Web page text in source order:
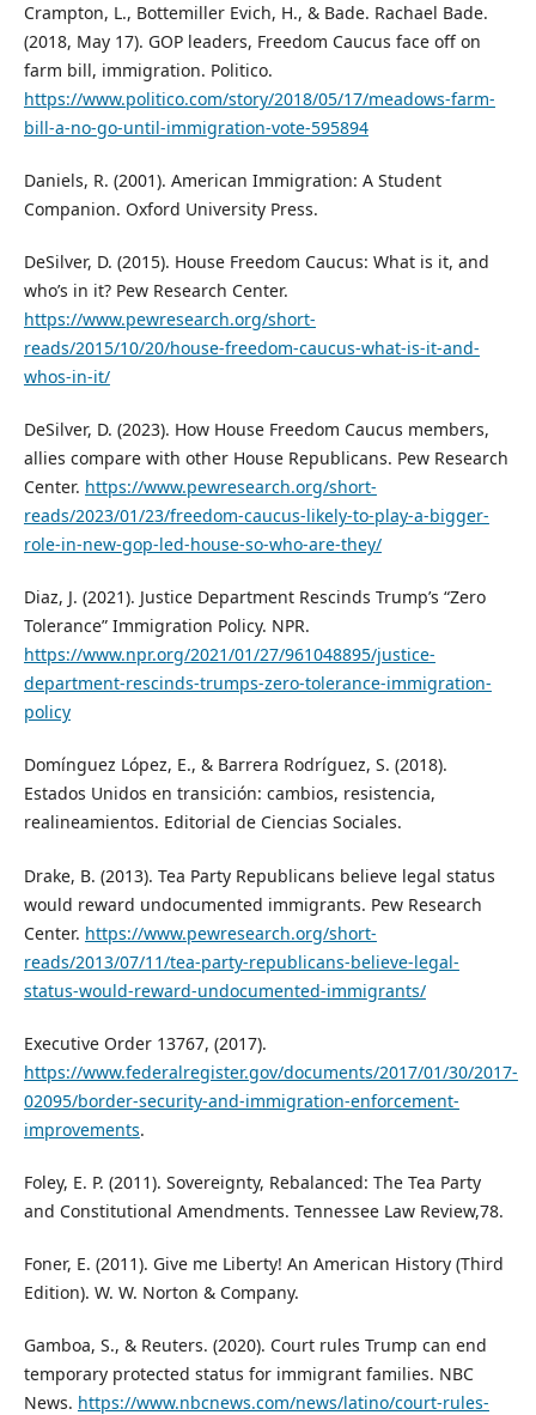
Crampton, L., Bottemiller Evich, H., & Bade. Rachael Bade.
(2018, May 17). GOP leaders, Freedom Caucus face off on
farm bill, immigration. Politico.
https://www.politico.com/story/2018/05/17/meadows-farm-
bill-a-no-go-until-immigration-vote-595894
Daniels, R. (2001). American Immigration: A Student
Companion. Oxford University Press.
DeSilver, D. (2015). House Freedom Caucus: What is it, and
who’s in it? Pew Research Center.
https://www.pewresearch.org/short-
reads/2015/10/20/house-freedom-caucus-what-is-it-and-
whos-in-it/
DeSilver, D. (2023). How House Freedom Caucus members,
allies compare with other House Republicans. Pew Research
Center. https://www.pewresearch.org/short-
reads/2023/01/23/freedom-caucus-likely-to-play-a-bigger-
role-in-new-gop-led-house-so-who-are-they/
Diaz, J. (2021). Justice Department Rescinds Trump’s “Zero
Tolerance” Immigration Policy. NPR.
https://www.npr.org/2021/01/27/961048895/justice-
department-rescinds-trumps-zero-tolerance-immigration-
policy
Domínguez López, E., & Barrera Rodríguez, S. (2018).
Estados Unidos en transición: cambios, resistencia,
realineamientos. Editorial de Ciencias Sociales.
Drake, B. (2013). Tea Party Republicans believe legal status
would reward undocumented immigrants. Pew Research
Center. https://www.pewresearch.org/short-
reads/2013/07/11/tea-party-republicans-believe-legal-
status-would-reward-undocumented-immigrants/
Executive Order 13767, (2017).
https://www.federalregister.gov/documents/2017/01/30/2017-
02095/border-security-and-immigration-enforcement-
improvements.
Foley, E. P. (2011). Sovereignty, Rebalanced: The Tea Party
and Constitutional Amendments. Tennessee Law Review,78.
Foner, E. (2011). Give me Liberty! An American History (Third
Edition). W. W. Norton & Company.
Gamboa, S., & Reuters. (2020). Court rules Trump can end
temporary protected status for immigrant families. NBC
News. https://www.nbcnews.com/news/latino/court-rules-